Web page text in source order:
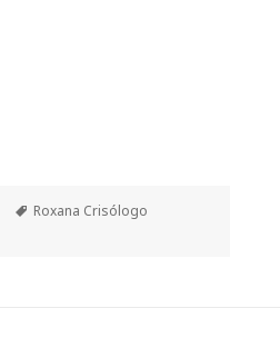
Etiquetas
Roxana Crisólogo